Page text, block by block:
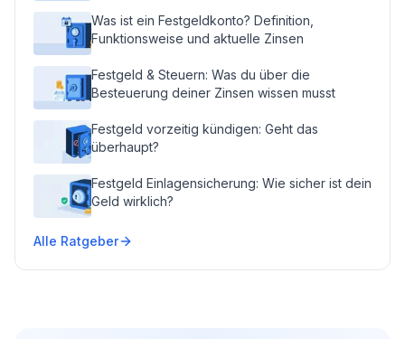
Was ist ein Festgeldkonto? Definition,
Funktionsweise und aktuelle Zinsen
Festgeld & Steuern: Was du über die
Besteuerung deiner Zinsen wissen musst
Festgeld vorzeitig kündigen: Geht das
überhaupt?
Festgeld Einlagensicherung: Wie sicher ist dein
Geld wirklich?
Alle Ratgeber